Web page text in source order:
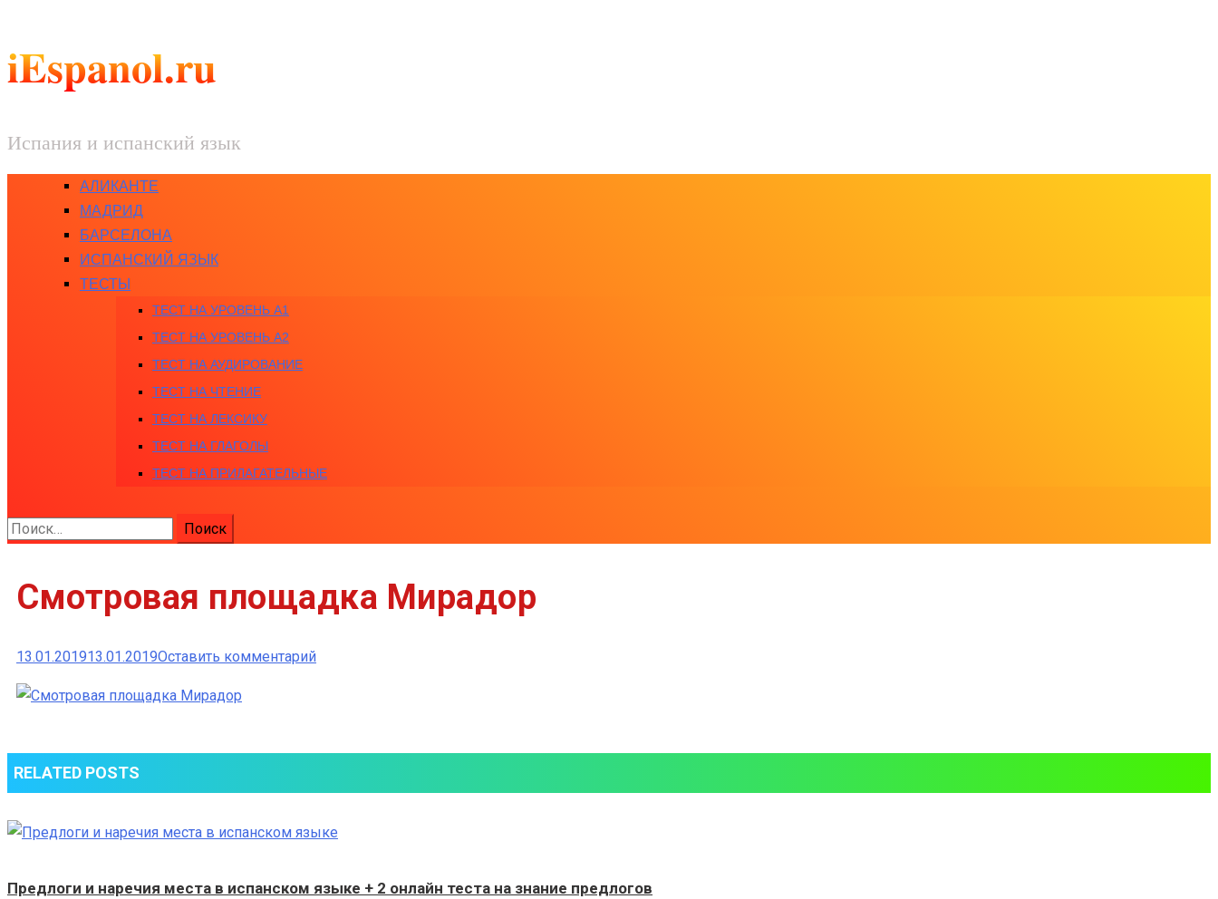
iEspanol.ru
Испания и испанский язык
АЛИКАНТЕ
МАДРИД
БАРСЕЛОНА
ИСПАНСКИЙ ЯЗЫК
ТЕСТЫ
ТЕСТ НА УРОВЕНЬ A1
ТЕСТ НА УРОВЕНЬ A2
ТЕСТ НА АУДИРОВАНИЕ
ТЕСТ НА ЧТЕНИЕ
ТЕСТ НА ЛЕКСИКУ
ТЕСТ НА ГЛАГОЛЫ
ТЕСТ НА ПРИЛАГАТЕЛЬНЫЕ
Найти:
Смотровая площадка Мирадор
13.01.201913.01.2019Оставить комментарийк
RELATED POSTS
Предлоги и наречия места в испанском языке + 2 онлайн теста на знание предлогов